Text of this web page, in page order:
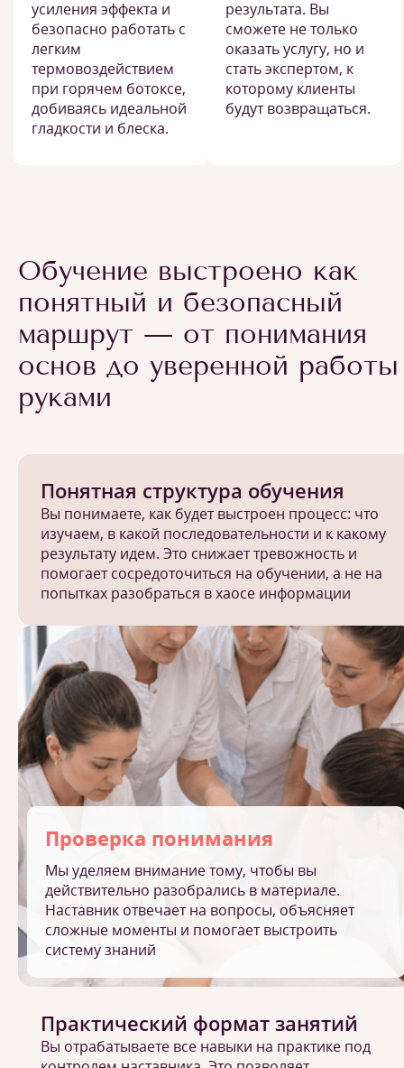
усиления эффекта и
безопасно работать с
легким
термовоздействием
при горячем ботоксе,
добиваясь идеальной
гладкости и блеска.
результата. Вы
сможете не только
оказать услугу, но и
стать экспертом, к
которому клиенты
будут возвращаться.
Обучение выстроено как
понятный и безопасный
маршрут — от понимания
основ до уверенной работы
руками
Понятная структура обучения
Вы понимаете, как будет выстроен процесс: что
изучаем, в какой последовательности и к какому
результату идем. Это снижает тревожность и
помогает сосредоточиться на обучении, а не на
попытках разобраться в хаосе информации
Проверка понимания
Мы уделяем внимание тому, чтобы вы
действительно разобрались в материале.
Наставник отвечает на вопросы, объясняет
сложные моменты и помогает выстроить
систему знаний
Практический формат занятий
Вы отрабатываете все навыки на практике под